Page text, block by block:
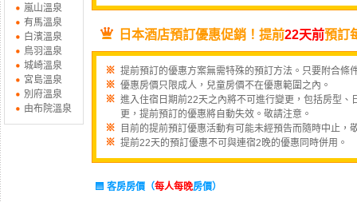
嵐山溫泉
有馬溫泉
白濱溫泉
鳥羽溫泉
城崎溫泉
宮島溫泉
別府溫泉
由布院溫泉
日本酒店預訂優惠促銷！提前22天前預訂
提前預訂的優惠方案無需特殊的預訂方法。只要附合條
優惠房價只限成人，兒童房價不在優惠範圍之內。
進入住宿日期前22天之內將不可進行變更，包括房型、
更，提前預訂的優惠將自動失效。敬請注意。
目前的提前預訂優惠活動有可能未經預告而隨時中止，
提前22天的預訂優惠不可與連宿2晚的優惠同時併用。
客房房價（每人每晚房價）